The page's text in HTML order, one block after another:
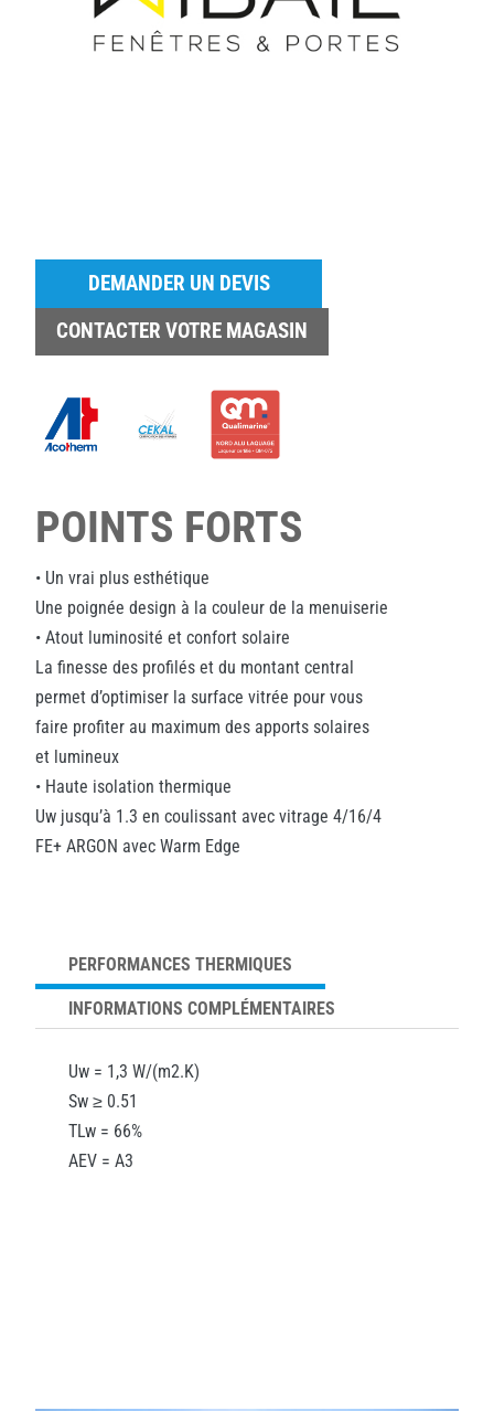
DEMANDER UN DEVIS
CONTACTER VOTRE MAGASIN
POINTS FORTS
• Un vrai plus esthétique
Une poignée design à la couleur de la menuiserie
• Atout luminosité et confort solaire
La finesse des profilés et du montant central
permet d’optimiser la surface vitrée pour vous
faire profiter au maximum des apports solaires
et lumineux
• Haute isolation thermique
Uw jusqu’à 1.3 en coulissant avec vitrage 4/16/4
FE+ ARGON avec Warm Edge
PERFORMANCES THERMIQUES
INFORMATIONS COMPLÉMENTAIRES
Uw = 1,3 W/(m2.K)
Sw ≥ 0.51
TLw = 66%
AEV = A3